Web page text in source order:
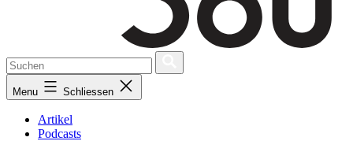
Menu Schliessen
Artikel
Podcasts